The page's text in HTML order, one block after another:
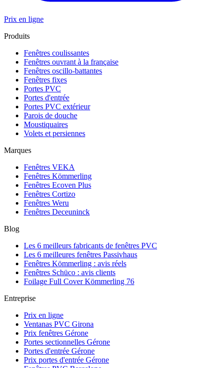
Prix en ligne
Produits
Fenêtres coulissantes
Fenêtres ouvrant à la française
Fenêtres oscillo-battantes
Fenêtres fixes
Portes PVC
Portes d'entrée
Portes PVC extérieur
Parois de douche
Moustiquaires
Volets et persiennes
Marques
Fenêtres VEKA
Fenêtres Kömmerling
Fenêtres Ecoven Plus
Fenêtres Cortizo
Fenêtres Weru
Fenêtres Deceuninck
Blog
Les 6 meilleurs fabricants de fenêtres PVC
Les 6 meilleures fenêtres Passivhaus
Fenêtres Kömmerling : avis réels
Fenêtres Schüco : avis clients
Foilage Full Cover Kömmerling 76
Entreprise
Prix en ligne
Ventanas PVC Girona
Prix fenêtres Gérone
Portes sectionnelles Gérone
Portes d'entrée Gérone
Prix portes d'entrée Gérone